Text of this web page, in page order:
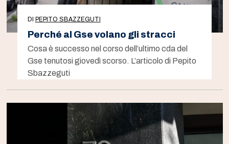
DI PEPITO SBAZZEGUTI
Perché al Gse volano gli stracci
Cosa è successo nel corso dell’ultimo cda del
Gse tenutosi giovedì scorso. L’articolo di Pepito
Sbazzeguti